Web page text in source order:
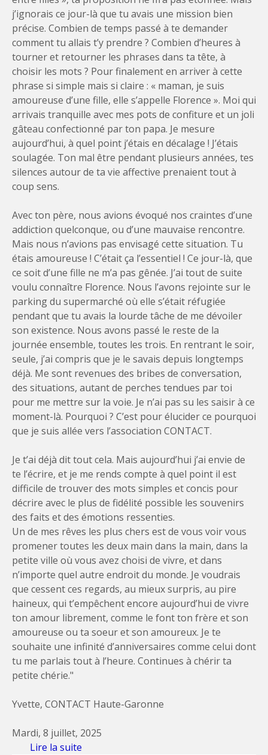
j’ignorais ce jour-là que tu avais une mission bien
précise. Combien de temps passé à te demander
comment tu allais t’y prendre ? Combien d’heures à
tourner et retourner les phrases dans ta tête, à
choisir les mots ? Pour finalement en arriver à cette
phrase si simple mais si claire : « maman, je suis
amoureuse d’une fille, elle s’appelle Florence ». Moi qui
arrivais tranquille avec mes pots de confiture et un joli
gâteau confectionné par ton papa. Je mesure
aujourd’hui, à quel point j’étais en décalage ! J’étais
soulagée. Ton mal être pendant plusieurs années, tes
silences autour de ta vie affective prenaient tout à
coup sens.
Avec ton père, nous avions évoqué nos craintes d’une
addiction quelconque, ou d’une mauvaise rencontre.
Mais nous n’avions pas envisagé cette situation. Tu
étais amoureuse ! C’était ça l’essentiel ! Ce jour-là, que
ce soit d’une fille ne m’a pas gênée. J’ai tout de suite
voulu connaître Florence. Nous l’avons rejointe sur le
parking du supermarché où elle s’était réfugiée
pendant que tu avais la lourde tâche de me dévoiler
son existence. Nous avons passé le reste de la
journée ensemble, toutes les trois. En rentrant le soir,
seule, j’ai compris que je le savais depuis longtemps
déjà. Me sont revenues des bribes de conversation,
des situations, autant de perches tendues par toi
pour me mettre sur la voie. Je n’ai pas su les saisir à ce
moment-là. Pourquoi ? C’est pour élucider ce pourquoi
que je suis allée vers l’association CONTACT.
Je t’ai déjà dit tout cela. Mais aujourd’hui j’ai envie de
te l’écrire, et je me rends compte à quel point il est
difficile de trouver des mots simples et concis pour
décrire avec le plus de fidélité possible les souvenirs
des faits et des émotions ressenties.
Un de mes rêves les plus chers est de vous voir vous
promener toutes les deux main dans la main, dans la
petite ville où vous avez choisi de vivre, et dans
n’importe quel autre endroit du monde. Je voudrais
que cessent ces regards, au mieux surpris, au pire
haineux, qui t’empêchent encore aujourd’hui de vivre
ton amour librement, comme le font ton frère et son
amoureuse ou ta soeur et son amoureux. Je te
souhaite une infinité d’anniversaires comme celui dont
tu me parlais tout à l’heure. Continues à chérir ta
petite chérie."
Yvette, CONTACT Haute-Garonne
Mardi, 8 juillet, 2025
Lire la suite